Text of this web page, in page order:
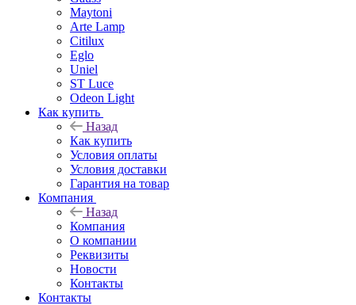
Maytoni
Arte Lamp
Citilux
Eglo
Uniel
ST Luce
Odeon Light
Как купить
Назад
Как купить
Условия оплаты
Условия доставки
Гарантия на товар
Компания
Назад
Компания
О компании
Реквизиты
Новости
Контакты
Контакты